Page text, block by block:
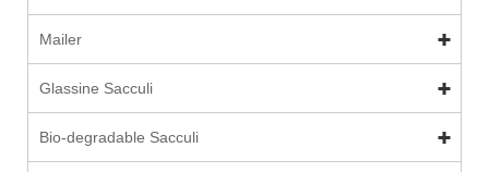
Mailer
Glassine Sacculi
Bio-degradable Sacculi